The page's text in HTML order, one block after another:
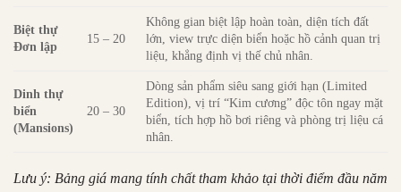
Biệt thự
Đơn lập
15 – 20
Không gian biệt lập hoàn toàn, diện tích đất
lớn, view trực diện biển hoặc hồ cảnh quan trị
liệu, khẳng định vị thế chủ nhân.
Dinh thự
biển
(Mansions)
20 – 30
Dòng sản phẩm siêu sang giới hạn (Limited
Edition), vị trí “Kim cương” độc tôn ngay mặt
biển, tích hợp hồ bơi riêng và phòng trị liệu cá
nhân.
Lưu ý: Bảng giá mang tính chất tham khảo tại thời điểm đầu năm